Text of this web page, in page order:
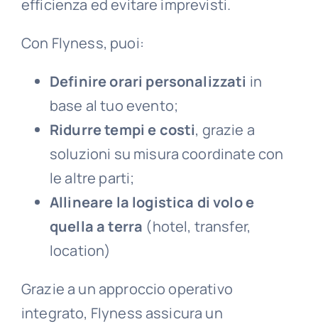
efficienza ed evitare imprevisti.
Con Flyness, puoi:
Definire orari personalizzati in
base al tuo evento;
Ridurre tempi e costi, grazie a
soluzioni su misura coordinate con
le altre parti;
Allineare la logistica di volo e
quella a terra (hotel, transfer,
location)
Grazie a un approccio operativo
integrato, Flyness assicura un